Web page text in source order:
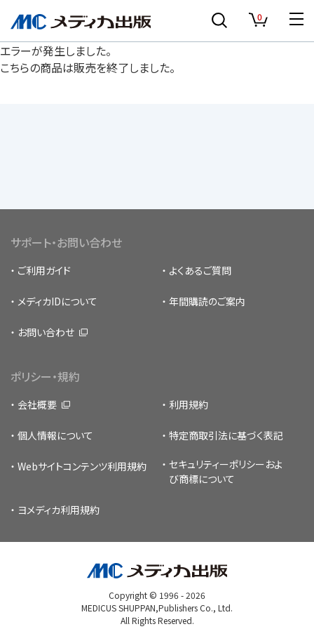
0
エラーが発生しました。
こちらの商品は販売を終了しました。
サポート・お問い合わせ
ご利用ガイド よくあるご質問
メディカIDについて 年間購読のご案内
お問い合わせ
ポリシー・規約
会社概要 利用規約
個人情報について 特定商取引法に基づく表記
Webサイトコンテンツ利用規約 セキュリティーポリシー およ
び商標について
ヨメディカ利用規約
Copyright © 1996 -2026
MEDICUS SHUPPAN,Publishers Co., Ltd.
All Rights Reserved.